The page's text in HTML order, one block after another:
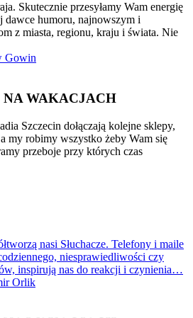
Skutecznie przesyłamy Wam energię
dawce humoru, najnowszym i
z miasta, regionu, kraju i świata. Nie
Gowin
WAKACJACH
Szczecin dołączają kolejne sklepy,
my robimy wszystko żeby Wam się
przeboje przy których czas
nasi Słuchacze. Telefony i maile
niesprawiedliwości czy
inspirują nas do reakcji i czynienia…
Orlik